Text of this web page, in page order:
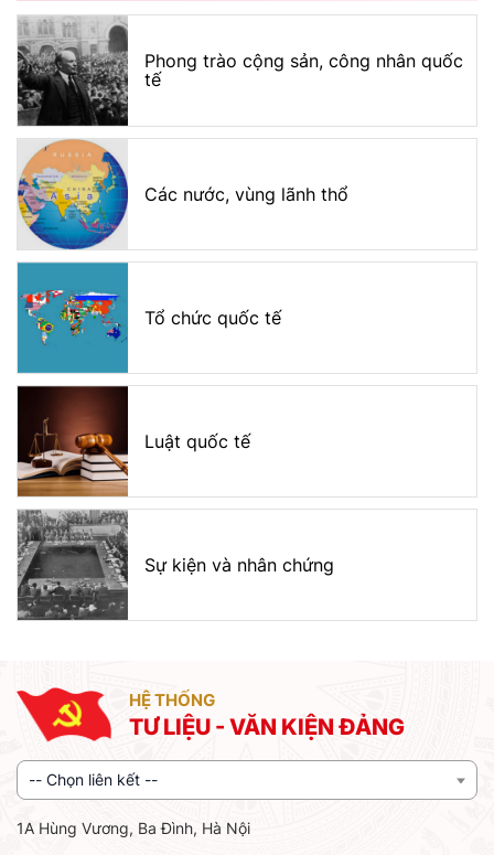
Phong trào cộng sản, công nhân quốc
tế
Các nước, vùng lãnh thổ
Tổ chức quốc tế
Luật quốc tế
Sự kiện và nhân chứng
HỆ THỐNG
TƯ LIỆU - VĂN KIỆN ĐẢNG
-- Chọn liên kết --
1A Hùng Vương, Ba Đình, Hà Nội